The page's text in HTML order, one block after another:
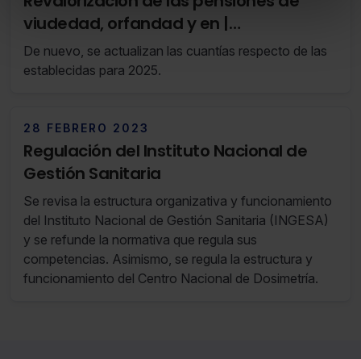
en la web sea óptima
Puedesaceptar solo las esenciales
todas las cookies excepto aquellas imprescindibles.
También puedes
configurar
las cookies y seleccionar
solo aquellas que quieras permitir en tu navegador. Si
indispensables para la navegación.
Saber más acerca de las cookies
viudedad, orfandad y en |
Actualización febrero 2026
De nuevo, se actualizan las cuantías respecto de las
establecidas para 2025.
28 FEBRERO 2023
Regulación del Instituto Nacional de
Gestión Sanitaria
Se revisa la estructura organizativa y funcionamiento
del Instituto Nacional de Gestión Sanitaria (INGESA)
y se refunde la normativa que regula sus
competencias. Asimismo, se regula la estructura y
funcionamiento del Centro Nacional de Dosimetría.